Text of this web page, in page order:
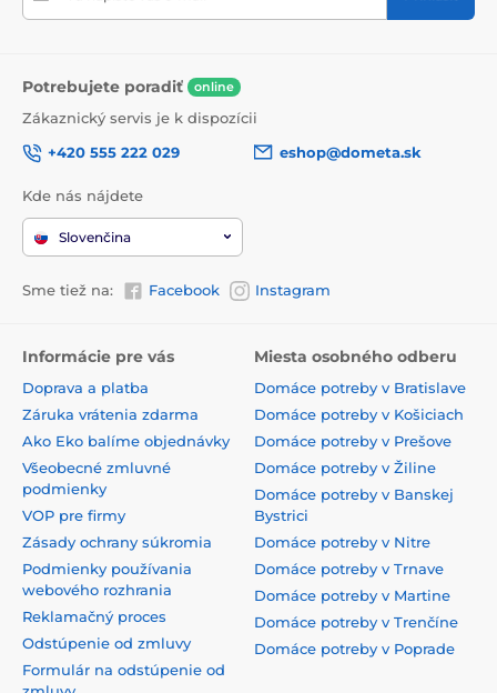
Potrebujete poradiť online
Zákaznický servis je k dispozícii
+420 555 222 029
eshop@dometa.sk
Kde nás nájdete
Slovenčina
Sme tiež na: Facebook Instagram
Informácie pre vás
Doprava a platba
Záruka vrátenia zdarma
Ako Eko balíme objednávky
Všeobecné zmluvné
podmienky
VOP pre firmy
Zásady ochrany súkromia
Podmienky používania
webového rozhrania
Reklamačný proces
Odstúpenie od zmluvy
Formulár na odstúpenie od
Miesta osobného odberu
Domáce potreby v Bratislave
Domáce potreby v Košiciach
Domáce potreby v Prešove
Domáce potreby v Žiline
Domáce potreby v Banskej
Bystrici
Domáce potreby v Nitre
Domáce potreby v Trnave
Domáce potreby v Martine
Domáce potreby v Trenčíne
Domáce potreby v Poprade